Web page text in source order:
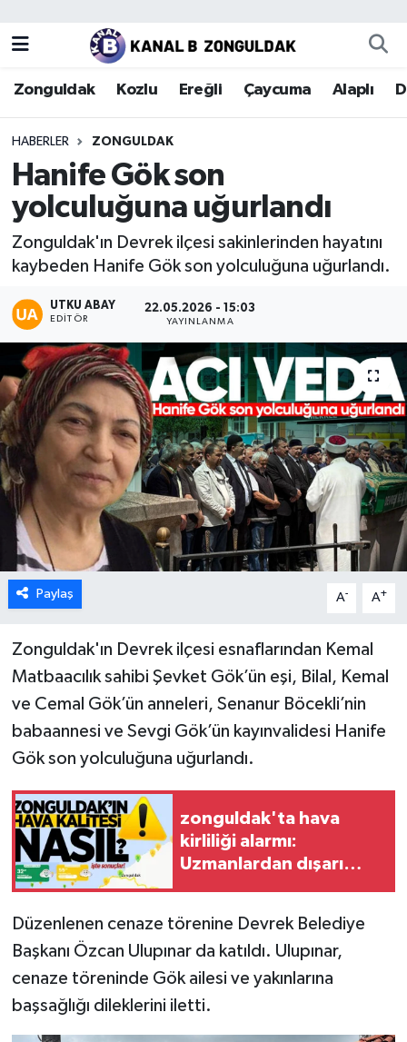
Zonguldak Kozlu Ereğli Çaycuma Alaplı
HABERLER ZONGULDAK
Hanife Gök son
yolculuğuna uğurlandı
Zonguldak'ın Devrek ilçesi sakinlerinden hayatını
kaybeden Hanife Gök son yolculuğuna uğurlandı.
UTKU ABAY
EDITÖR
22.05.2026 - 15:03
YAYINLANMA
Paylaş A- A+
Zonguldak'ın Devrek ilçesi esnaflarından Kemal
Matbaacılık sahibi Şevket Gök’ün eşi, Bilal, Kemal
ve Cemal Gök’ün anneleri, Senanur Böcekli’nin
babaannesi ve Sevgi Gök’ün kayınvalidesi Hanife
Gök son yolculuğuna uğurlandı.
zonguldak'ta hava
kirliliği alarmı:
Uzmanlardan dışarı
Düzenlenen cenaze törenine Devrek Belediye
Başkanı Özcan Ulupınar da katıldı. Ulupınar,
cenaze töreninde Gök ailesi ve yakınlarına
başsağlığı dileklerini iletti.
Zonguldak
Kozlu
Ereğli
Çaycuma
Alaplı
Devrek
Gökçebey
Bartın
Karabük
Spor
Ulusal
Zonguldak Nöbetçi Eczaneler
Zonguldak Hava Durumu
Zonguldak Trafik Yoğunluk Haritası
Puan Durumu ve Fikstür
Tüm Manşetler
Son Dakika Haberleri
Haber Arşivi